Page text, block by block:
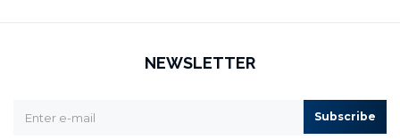
NEWSLETTER
Subscribe